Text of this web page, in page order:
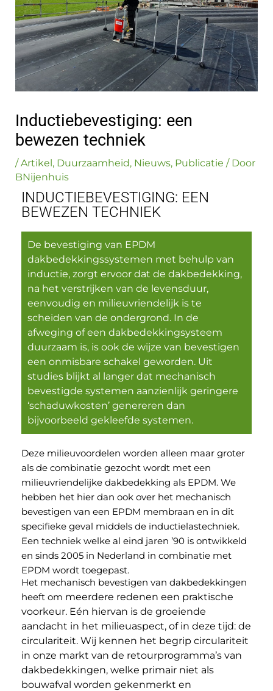
Inductiebevestiging: een
bewezen techniek
/Artikel, Duurzaamheid, Nieuws, Publicatie / Door
BNijenhuis
INDUCTIEBEVESTIGING: EEN
BEWEZEN TECHNIEK
De bevestiging van EPDM
dakbedekkingssystemen met behulp van
inductie, zorgt ervoor dat de dakbedekking,
na het verstrijken van de levensduur,
eenvoudig en milieuvriendelijk is te
scheiden van de ondergrond. In de
afweging of een dakbedekkingsysteem
duurzaam is, is ook de wijze van bevestigen
een onmisbare schakel geworden. Uit
studies blijkt al langer dat mechanisch
bevestigde systemen aanzienlijk geringere
‘schaduwkosten’ genereren dan
bijvoorbeeld gekleefde systemen.
Deze milieuvoordelen worden alleen maar groter
als de combinatie gezocht wordt met een
milieuvriendelijke dakbedekking als EPDM. We
hebben het hier dan ook over het mechanisch
bevestigen van een EPDM membraan en in dit
specifieke geval middels de inductie­lastechniek.
Een techniek welke al eind jaren ’90 is ontwikkeld
en sinds 2005 in Nederland in combinatie met
EPDM wordt toegepast.
Het mechanisch bevestigen van dakbedekkingen
heeft om meerdere redenen een praktische
voorkeur. Eén hiervan is de groeiende
aandacht in het milieuaspect, of in deze tijd: de
circulariteit. Wij kennen het begrip circulariteit
in onze markt van de retourprogramma’s van
dakbedekkingen, welke primair niet als
bouwafval worden gekenmerkt en